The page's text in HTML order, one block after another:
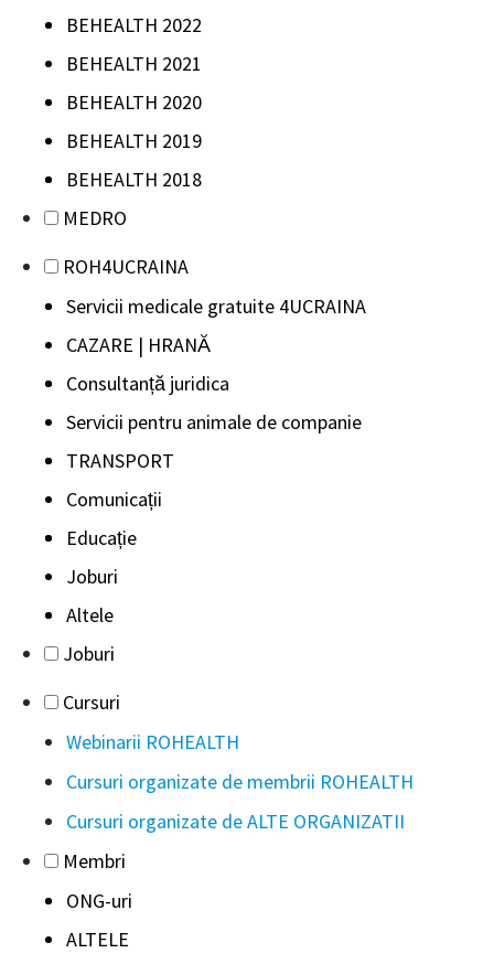
BEHEALTH 2022
BEHEALTH 2021
BEHEALTH 2020
BEHEALTH 2019
BEHEALTH 2018
MEDRO
ROH4UCRAINA
Servicii medicale gratuite 4UCRAINA
CAZARE | HRANĂ
Consultanță juridica
Servicii pentru animale de companie
TRANSPORT
Comunicații
Educație
Joburi
Altele
Joburi
Cursuri
Webinarii ROHEALTH
Cursuri organizate de membrii ROHEALTH
Cursuri organizate de ALTE ORGANIZATII
Membri
ONG-uri
ALTELE